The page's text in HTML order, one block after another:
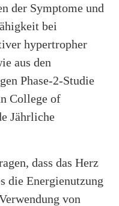
der Symptome und
bei
hypertropher
aus den
Phase-2-Studie
College of
Jährliche
dass das Herz
die Energienutzung
von